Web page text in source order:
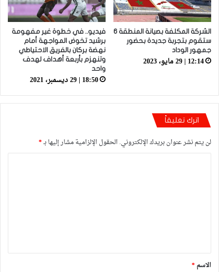
الشركة المكلفة بصيانة المنطقة 6
ستقوم بتجربة جديدة بحضور
جمهور الوداد
12:14 | 29 مايو، 2023
فيديو.. في خطوة غير مفهومة
برشيد تخوض المواجهة أمام
نهضة بركان بالفريق الاحتياطي
وتنهزم بأربعة أهداف لهدف
واحد
18:50 | 29 ديسمبر، 2021
اترك تعليقاً
لن يتم نشر عنوان بريدك الإلكتروني. الحقول الإلزامية مشار إليها بـ*
*
الاسم *